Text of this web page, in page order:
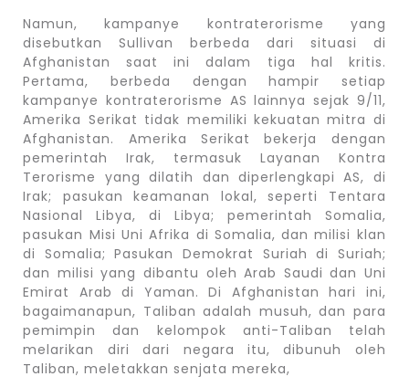
Namun, kampanye kontraterorisme yang
disebutkan Sullivan berbeda dari situasi di
Afghanistan saat ini dalam tiga hal kritis.
Pertama, berbeda dengan hampir setiap
kampanye kontraterorisme AS lainnya sejak 9/11,
Amerika Serikat tidak memiliki kekuatan mitra di
Afghanistan. Amerika Serikat bekerja dengan
pemerintah Irak, termasuk Layanan Kontra
Terorisme yang dilatih dan diperlengkapi AS, di
Irak; pasukan keamanan lokal, seperti Tentara
Nasional Libya, di Libya; pemerintah Somalia,
pasukan Misi Uni Afrika di Somalia, dan milisi klan
di Somalia; Pasukan Demokrat Suriah di Suriah;
dan milisi yang dibantu oleh Arab Saudi dan Uni
Emirat Arab di Yaman. Di Afghanistan hari ini,
bagaimanapun, Taliban adalah musuh, dan para
pemimpin dan kelompok anti-Taliban telah
melarikan diri dari negara itu, dibunuh oleh
Taliban, meletakkan senjata mereka,